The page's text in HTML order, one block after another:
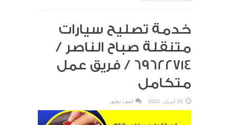
خدمة تصليح سيارات
متنقلة صباح الناصر /
69622714‬ / فريق عمل
متكامل
26 أبريل، 2021 اضف تعليق